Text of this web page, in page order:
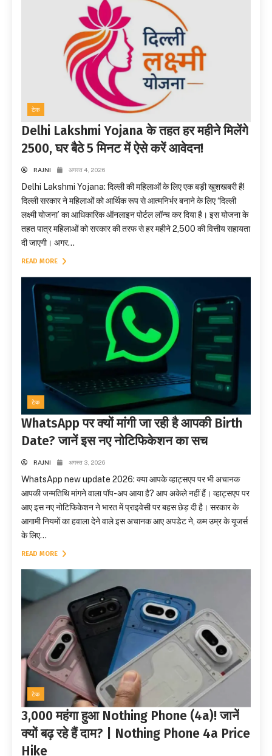
टेक
Delhi Lakshmi Yojana के तहत हर महीने मिलेंगे
2500, घर बैठे 5 मिनट में ऐसे करें आवेदन!
RAJNI अगस्त 4, 2026
Delhi Lakshmi Yojana: दिल्ली की महिलाओं के लिए एक बड़ी खुशखबरी है!
दिल्ली सरकार ने महिलाओं को आर्थिक रूप से आत्मनिर्भर बनाने के लिए ‘दिल्ली
लक्ष्मी योजना’ का आधिकारिक ऑनलाइन पोर्टल लॉन्च कर दिया है। इस योजना के
तहत पात्र महिलाओं को सरकार की तरफ से हर महीने 2,500 की वित्तीय सहायता
दी जाएगी। अगर...
READ MORE
टेक
WhatsApp पर क्यों मांगी जा रही है आपकी Birth
Date? जानें इस नए नोटिफिकेशन का सच
RAJNI अगस्त 3, 2026
WhatsApp new update 2026: क्या आपके व्हाट्सएप पर भी अचानक
आपकी जन्मतिथि मांगने वाला पॉप-अप आया है? आप अकेले नहीं हैं। व्हाट्सएप पर
आए इस नए नोटिफिकेशन ने भारत में प्राइवेसी पर बहस छेड़ दी है। सरकार के
आगामी नियमों का हवाला देने वाले इस अचानक आए अपडेट ने, कम उम्र के यूजर्स
के लिए...
READ MORE
टेक
3,000 महंगा हुआ Nothing Phone (4a)! जानें
क्यों बढ़ रहे हैं दाम? | Nothing Phone 4a Price
Hike